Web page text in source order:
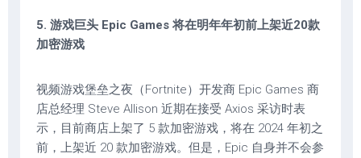
5. 游戏巨头 Epic Games 将在明年年初前上架近20款
加密游戏
视频游戏堡垒之夜（Fortnite）开发商 Epic Games 商
店总经理 Steve Allison 近期在接受 Axios 采访时表
示，目前商店上架了 5 款加密游戏，将在 2024 年初之
前，上架近 20 款加密游戏。但是，Epic 自身并不会参